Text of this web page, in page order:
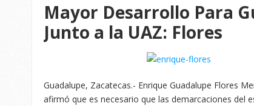
Mayor Desarrollo Para
Junto a la UAZ: Flores
Guadalupe, Zacatecas.- Enrique Guadalupe Flores
afirmó que es necesario que las demarcaciones del